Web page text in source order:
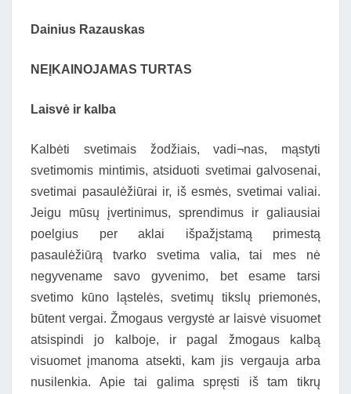
Dainius Razauskas
NEĮKAINOJAMAS TURTAS
Laisvė ir kalba
Kalbėti svetimais žodžiais, vadi¬nas, mąstyti
svetimomis mintimis, atsiduoti svetimai galvosenai,
svetimai pasaulėžiūrai ir, iš esmės, svetimai valiai.
Jeigu mūsų įvertinimus, sprendimus ir galiausiai
poelgius per aklai išpažįstamą primestą
pasaulėžiūrą tvarko svetima valia, tai mes nė
negyvename savo gyvenimo, bet esame tarsi
svetimo kūno ląstelės, svetimų tikslų priemonės,
būtent vergai. Žmogaus vergystė ar laisvė visuomet
atsispindi jo kalboje, ir pagal žmogaus kalbą
visuomet įmanoma atsekti, kam jis vergauja arba
nusilenkia. Apie tai galima spręsti iš tam tikrų